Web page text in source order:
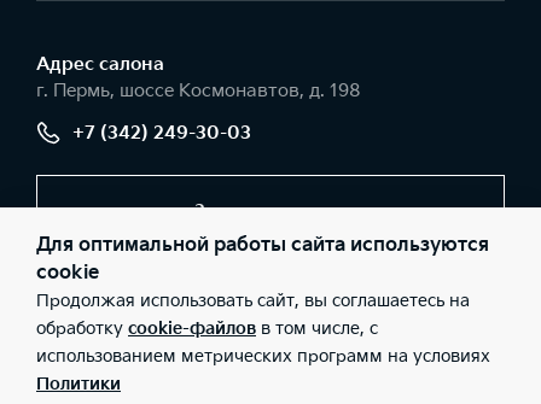
Адрес салонa
г. Пермь, шоссе Космонавтов, д. 198
+7 (342) 249-30-03
Заказать звонок
© 2026 Юридические лица ООО «Вега-моторс» (Фактический
адрес: г. Пермь, шоссе Космонавтов, д. 198; Телефон: +7 (342)
249-30-03; ИНН: 5902879460; ОГРН: 1115902006505), ООО «Киа
Россия и СНГ» (Фактический адрес: г.Москва, Валовая 26;
Телефон: 8 800 301 08 80; ИНН: 7728674093; ОГРН:
5087746291760) ведут деятельность на территории РФ в
Для оптимальной работы сайта используются
cookie
Продолжая использовать сайт, вы соглашаетесь на
обработку cookie-файлов в том числе, с
использованием метрических программ на условиях
Политики